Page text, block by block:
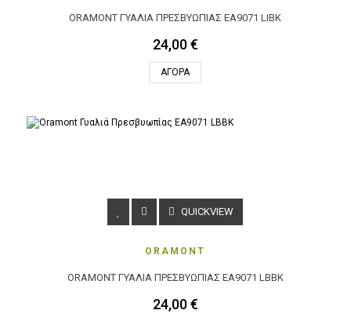
ORAMONT ΓΥΑΛΙΆ ΠΡΕΣΒΥΩΠΊΑΣ EA9071 LIBK
24,00 €
ΑΓΟΡΆ
QUICKVIEW
ORAMONT
ORAMONT ΓΥΑΛΙΆ ΠΡΕΣΒΥΩΠΊΑΣ EA9071 LBBK
24,00 €